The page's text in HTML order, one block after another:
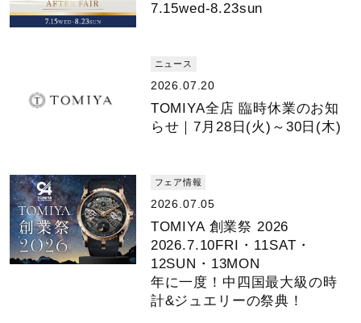
7.15wed-8.23sun
ニュース
2026.07.20
TOMIYA全店 臨時休業のお知
らせ｜7月28日(火)～30日(木)
フェア情報
2026.07.05
TOMIYA 創業祭 2026
2026.7.10FRI・11SAT・
12SUN・13MON
年に一度！中四国最大級の時
計&ジュエリーの祭典！